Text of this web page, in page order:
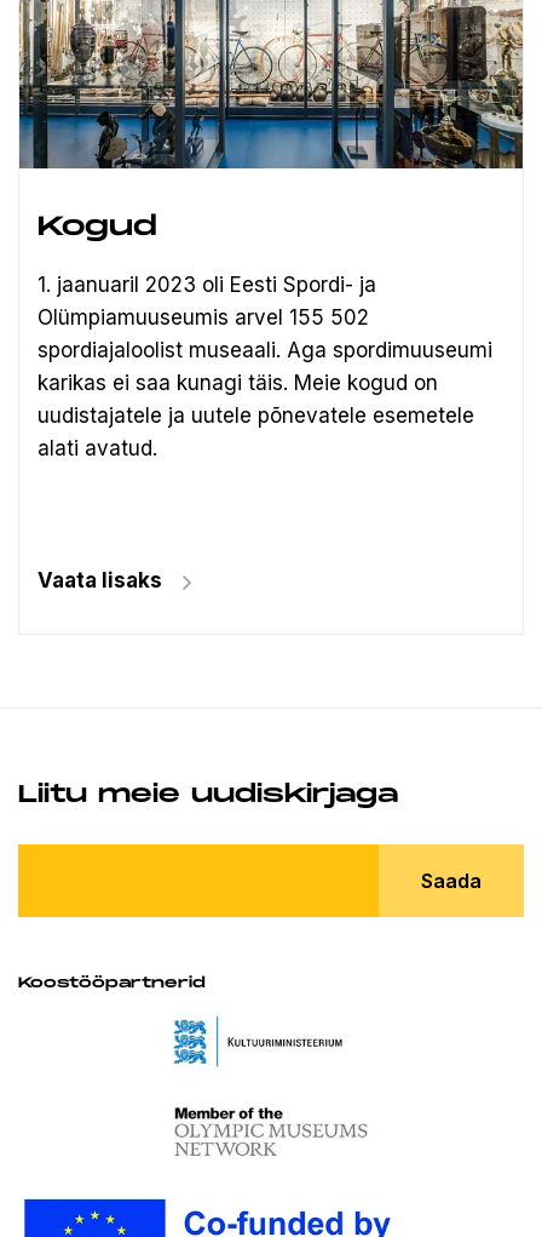
Kogud
1. jaanuaril 2023 oli Eesti Spordi- ja
Olümpiamuuseumis arvel 155 502
spordiajaloolist museaali. Aga spordimuuseumi
karikas ei saa kunagi täis. Meie kogud on
uudistajatele ja uutele põnevatele esemetele
alati avatud.
Vaata lisaks
Liitu meie uudiskirjaga
Saada
Koostööpartnerid